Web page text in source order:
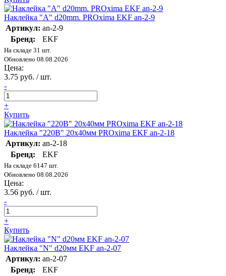
Наклейка "A" d20mm. PROxima EKF an-2-9
Артикул: an-2-9
Бренд:
EKF
На складе 31 шт.
Обновлено 08.08.2026
Цена:
3.75 руб. / шт.
-
+
Купить
Наклейка "220В" 20х40мм PROxima EKF an-2-18
Артикул: an-2-18
Бренд:
EKF
На складе 6147 шт.
Обновлено 08.08.2026
Цена:
3.56 руб. / шт.
-
+
Купить
Наклейка "N" d20мм EKF an-2-07
Артикул: an-2-07
Бренд:
EKF